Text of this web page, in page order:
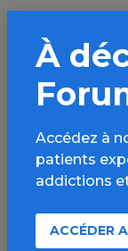
À
Accédez à
patients
addictions
ACCÉDER